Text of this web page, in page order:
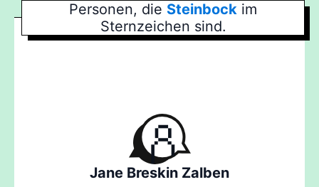
Personen, die Steinbock im
Sternzeichen sind.
Jane Breskin Zalben